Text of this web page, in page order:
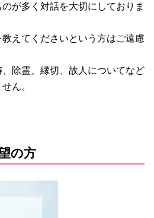
が多く対話を大切にしておりま
えてくださいという方はご遠慮
、除霊、縁切、故人についてなど
ん。
の方